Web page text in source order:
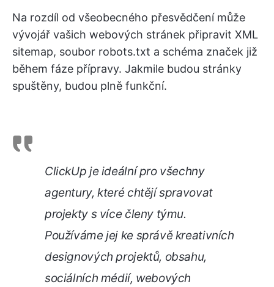
Na rozdíl od všeobecného přesvědčení může
vývojář vašich webových stránek připravit XML
sitemap, soubor robots.txt a schéma značek již
během fáze přípravy. Jakmile budou stránky
spuštěny, budou plně funkční.
ClickUp je ideální pro všechny
agentury, které chtějí spravovat
projekty s více členy týmu.
Používáme jej ke správě kreativních
designových projektů, obsahu,
sociálních médií, webových